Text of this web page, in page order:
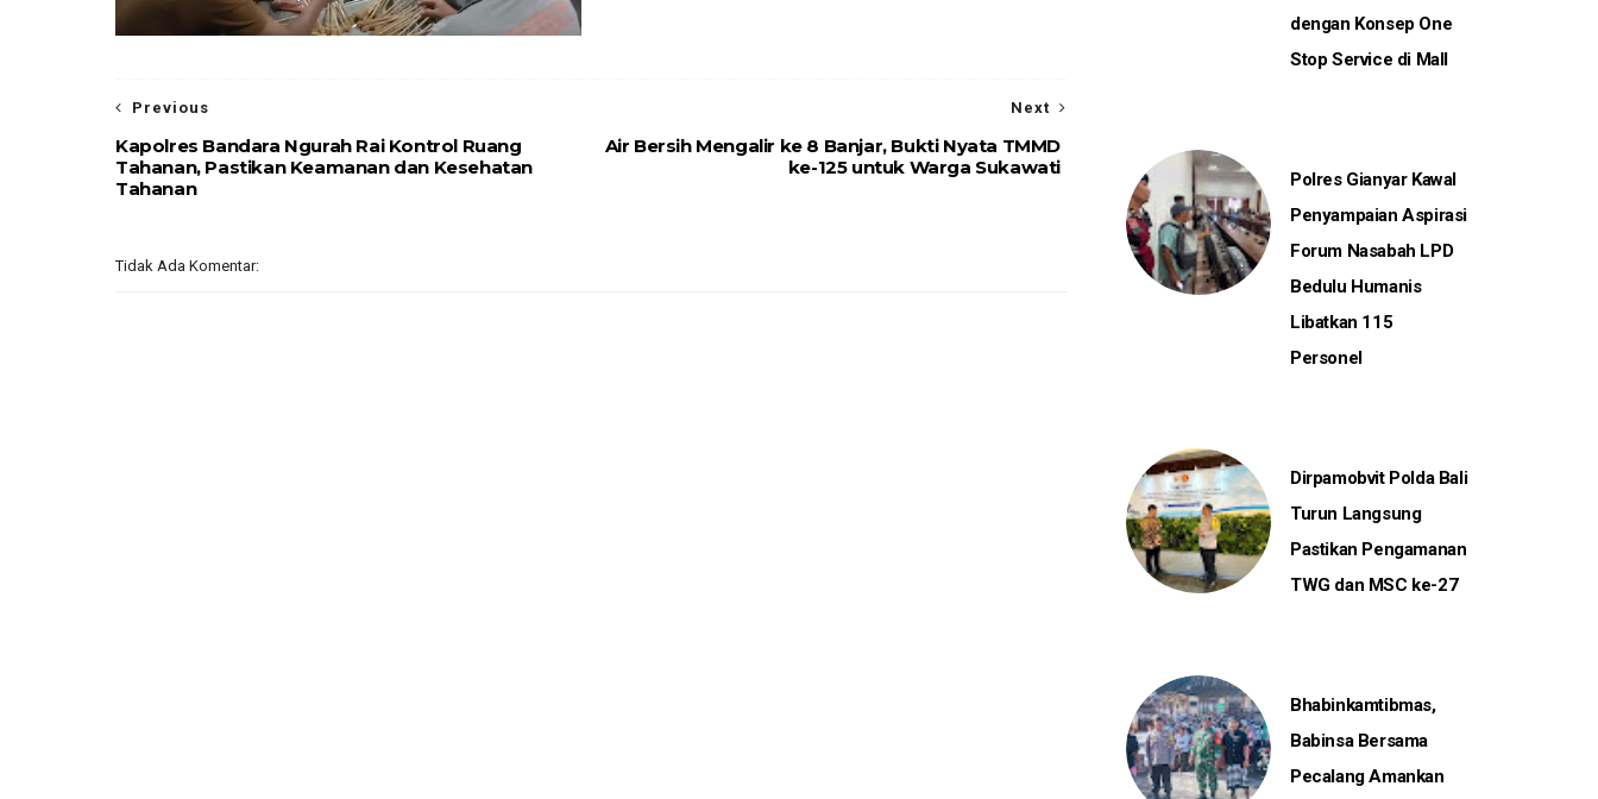
Next
Air Bersih Mengalir ke 8 Banjar, Bukti Nyata TMMD
ke-125 untuk Warga Sukawati
Previous
Kapolres Bandara Ngurah Rai Kontrol Ruang
Tahanan, Pastikan Keamanan dan Kesehatan
Tahanan
Tidak Ada Komentar:
dengan Konsep One
Stop Service di Mall
Polres Gianyar Kawal
Penyampaian Aspirasi
Forum Nasabah LPD
Bedulu Humanis
Libatkan 115
Personel
Dirpamobvit Polda Bali
Turun Langsung
Pastikan Pengamanan
TWG dan MSC ke-27
Bhabinkamtibmas,
Babinsa Bersama
Pecalang Amankan